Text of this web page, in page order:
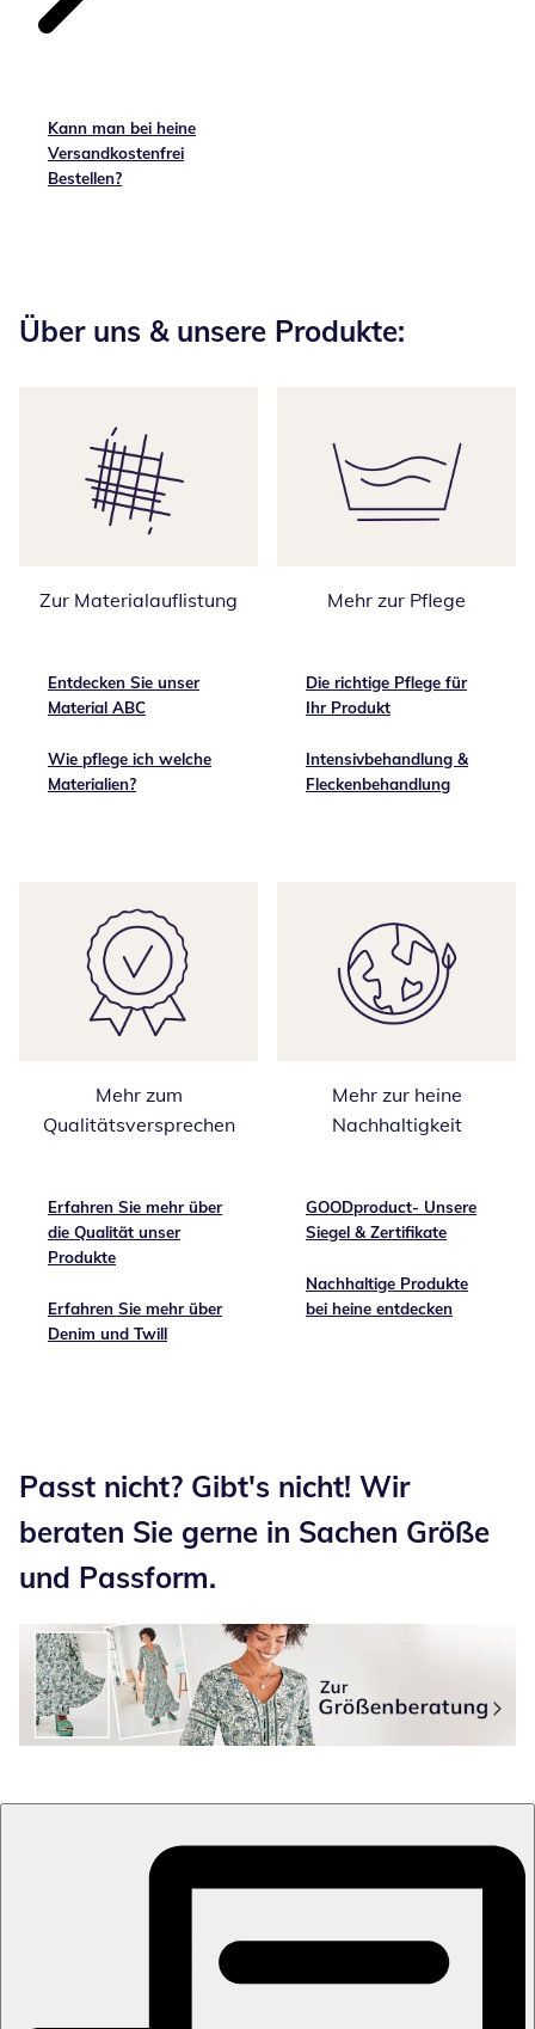
Kann man bei heine
Versandkostenfrei
Bestellen?
Über uns & unsere Produkte:
Zur Materialauflistung
Entdecken Sie unser
Material ABC
Wie pflege ich welche
Materialien?
Mehr zur Pflege
Die richtige Pflege für
Ihr Produkt
Intensivbehandlung &
Fleckenbehandlung
Mehr zum
Qualitätsversprechen
Erfahren Sie mehr über
die Qualität unser
Produkte
Erfahren Sie mehr über
Denim und Twill
Mehr zur heine
Nachhaltigkeit
GOODproduct- Unsere
Siegel & Zertifikate
Nachhaltige Produkte
bei heine entdecken
Passt nicht? Gibt's nicht! Wir
beraten Sie gerne in Sachen Größe
und Passform.